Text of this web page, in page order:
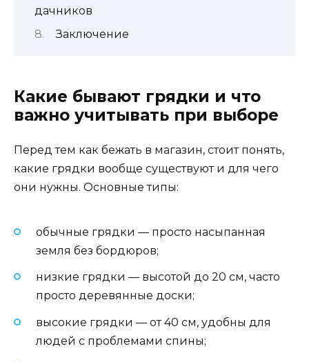
дачников
Заключение
Какие бывают грядки и что
важно учитывать при выборе
Перед тем как бежать в магазин, стоит понять,
какие грядки вообще существуют и для чего
они нужны. Основные типы:
обычные грядки — просто насыпанная
земля без бордюров;
низкие грядки — высотой до 20 см, часто
просто деревянные доски;
высокие грядки — от 40 см, удобны для
людей с проблемами спины;